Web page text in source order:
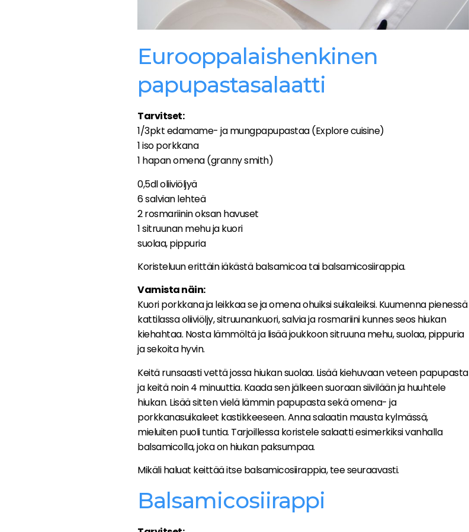
Eurooppalaishenkinen
papupastasalaatti
Tarvitset:
1/3pkt edamame- ja mungpapupastaa (Explore cuisine)
1 iso porkkana
1 hapan omena (granny smith)
0,5dl oliiviöljyä
6 salvian lehteä
2 rosmariinin oksan havuset
1 sitruunan mehu ja kuori
suolaa, pippuria
Koristeluun erittäin iäkästä balsamicoa tai balsamicosiirappia.
Vamista näin:
Kuori porkkana ja leikkaa se ja omena ohuiksi suikaleiksi. Kuumenna pienessä
kattilassa oliiviöljy, sitruunankuori, salvia ja rosmariini kunnes seos hiukan
kiehahtaa. Nosta lämmöltä ja lisää joukkoon sitruuna mehu, suolaa, pippuria
ja sekoita hyvin.
Keitä runsaasti vettä jossa hiukan suolaa. Lisää kiehuvaan veteen papupasta
ja keitä noin 4 minuuttia. Kaada sen jälkeen suoraan siivilään ja huuhtele
hiukan. Lisää sitten vielä lämmin papupasta sekä omena- ja
porkkanasuikaleet kastikkeeseen. Anna salaatin mausta kylmässä,
mieluiten puoli tuntia. Tarjoillessa koristele salaatti esimerkiksi vanhalla
balsamicolla, joka on hiukan paksumpaa.
Mikäli haluat keittää itse balsamicosiirappia, tee seuraavasti.
Balsamicosiirappi